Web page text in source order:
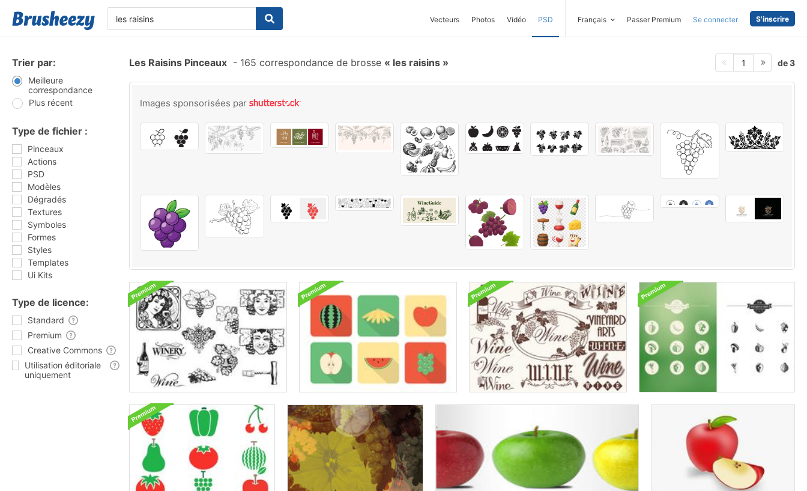
Vecteurs Photos Vidéo PSD Français Passer Premium Se connecter S'inscrire
Trier par:
Meilleure
correspondance
Plus récent
Type de fichier :
Pinceaux
Actions
PSD
Modèles
Dégradés
Textures
Symboles
Formes
Styles
Templates
Ui Kits
Type de licence:
Standard
Premium
Creative Commons
Utilisation éditoriale
uniquement
Les Raisins Pinceaux - 165 correspondance de brosse les raisins 1 de 3
Images sponsorisées par